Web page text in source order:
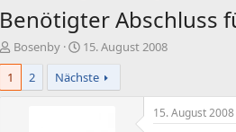
Benötigter Abschluss
E
r
t
Bosenby
E
r
s
t
15. August 2008
1
2 Nächste
15. August 2008